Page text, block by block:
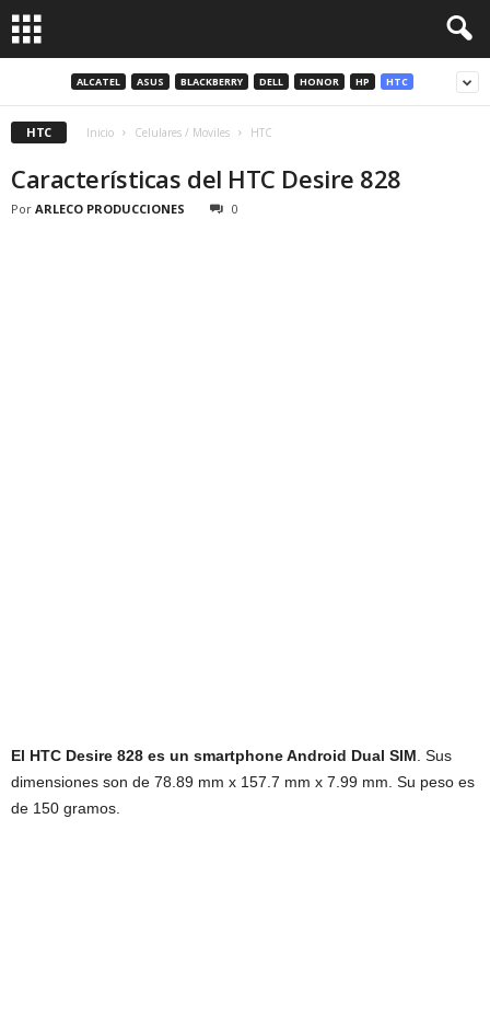
ALCATEL ASUS BLACKBERRY DELL HONOR HP HTC
HTC Inicio Celulares / Moviles HTC
Características del HTC Desire 828
Por ARLECO PRODUCCIONES 0
El HTC Desire 828 es un smartphone Android Dual SIM . Sus
dimensiones son de 78.89 mm x 157.7 mm x 7.99 mm. Su peso es
de 150 gramos.